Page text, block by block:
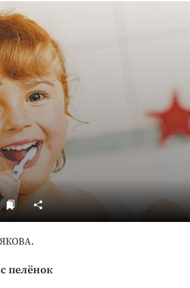
и ЖКХ
и бизнес
чтиво
пелёнок